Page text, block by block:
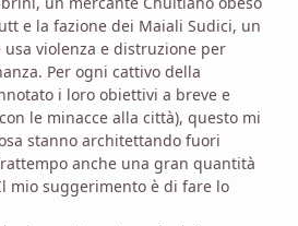
e la fazione dei Maiali Sudici, un
violenza e distruzione per
Per ogni cattivo della
i loro obiettivi a breve e
le minacce alla città), questo mi
stanno architettando fuori
anche una gran quantità
mio suggerimento è di fare lo